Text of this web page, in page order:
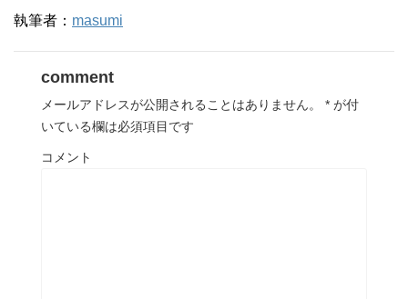
執筆者： masumi
comment
メールアドレスが公開されることはありません。 * が付
いている欄は必須項目です
コメント